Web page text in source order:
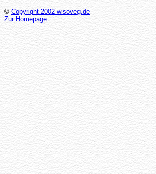
© Copyright 2002 wisoveg.de
Zur Homepage